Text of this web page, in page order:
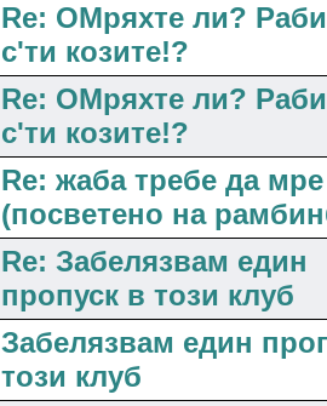
Re: ОМряхте ли?
с'ти козите!?
Re: ОМряхте ли?
с'ти козите!?
Re: жаба требе да мре
(посветено на
Re: Забелязвам един
пропуск в този клуб
Забелязвам един
този клуб